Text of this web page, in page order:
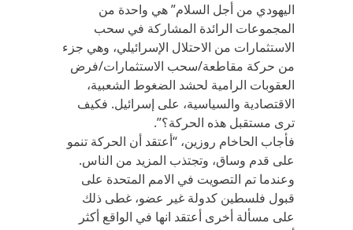
اليهودي من أجل السلام” هي واحدة من
المجموعات الرائدة المشاركة في سحب
الاستثمارات من الاحتلال الإسرائيلي، وهي جزء
من حركة‪ ‬مقاطعة/سحب الاستثمارات/فرض
العقوبات الرامية لحشد الضغوط الشعبية،
الاقتصادية والسياسية، على إسرائيل. فكيف
ترى مستقبل هذه الحركة؟”.
فأجاب الحاخام روزين، “أعتقد أن الحركة تنمو
على قدم وساق، وتجتذب المزيد من الناس.
وعندما تم التصويت في الامم المتحدة على
قبول فلسطين كدولة غير عضو، غطى ذلك
على مسألة أخرى أعتقد انها في الواقع أكثر